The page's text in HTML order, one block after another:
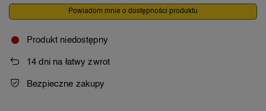
Powiadom mnie o dostępności produktu
Produkt niedostępny
14 dni na łatwy zwrot
Bezpieczne zakupy